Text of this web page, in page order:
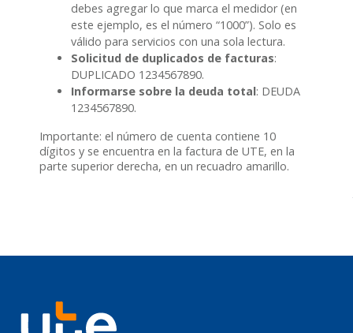
debes agregar lo que marca el medidor (en
este ejemplo, es el número “1000”). Solo es
válido para servicios con una sola lectura.
Solicitud de duplicados de facturas:
DUPLICADO 1234567890.
Informarse sobre la deuda total: DEUDA
1234567890.
Importante: el número de cuenta contiene 10
dígitos y se encuentra en la factura de UTE, en la
parte superior derecha, en un recuadro amarillo.